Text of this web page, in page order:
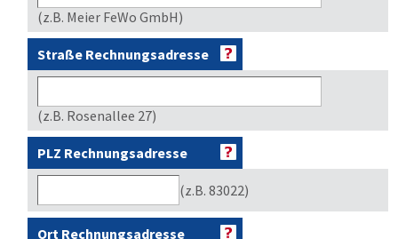
(z.B. Meier FeWo GmbH)
Straße Rechnungsadresse
(z.B. Rosenallee 27)
PLZ Rechnungsadresse
(z.B. 83022)
Ort Rechnungsadresse